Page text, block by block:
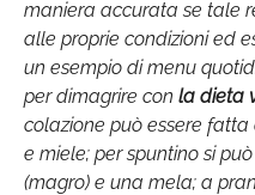
maniera accurata se tale
alle proprie condizioni ed
un esempio di menu
per dimagrire con la dieta
colazione può essere fatta
e miele; per spuntino si
(magro) e una mela; a